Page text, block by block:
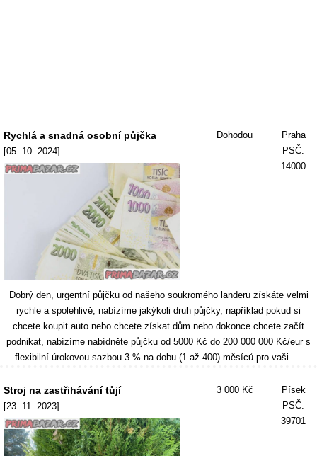
Rychlá a snadná osobní půjčka
[05. 10. 2024]
Dohodou
Praha
PSČ:
14000
Dobrý den, urgentní půjčku od našeho soukromého landeru získáte velmi
rychle a spolehlivě, nabízíme jakýkoli druh půjčky, například pokud si
chcete koupit auto nebo chcete získat dům nebo dokonce chcete začít
podnikat, nabízíme nabídněte půjčku od 5000 Kč do 200 000 000 Kč/eur s
flexibilní úrokovou sazbou 3 % na dobu (1 až 400) měsíců pro vaši ....
Stroj na zastřihávání tůjí
[23. 11. 2023]
3 000 Kč
Písek
PSČ:
39701